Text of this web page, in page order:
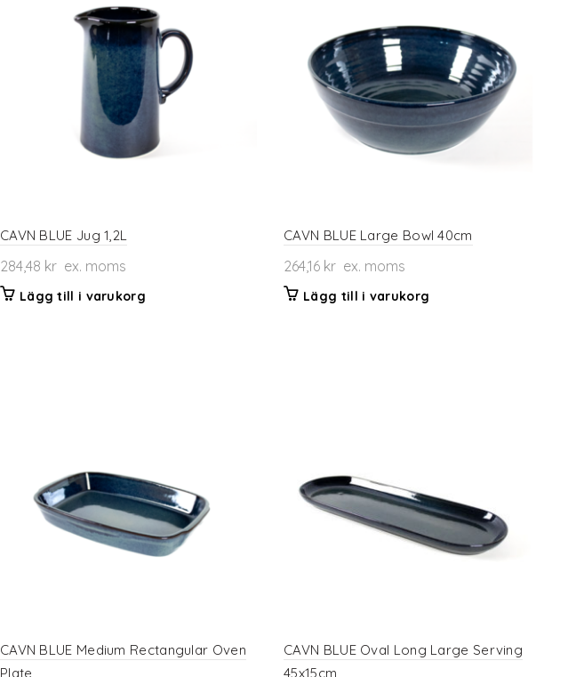
CAVN BLUE Jug 1,2L
284,48 krex. moms
Lägg till i varukorg
CAVN BLUE Large Bowl 40cm
264,16 kr ex. moms
Lägg till i varukorg
CAVN BLUE Medium Rectangular Oven
Plate
CAVN BLUE Oval Long Large Serving
45x15cm